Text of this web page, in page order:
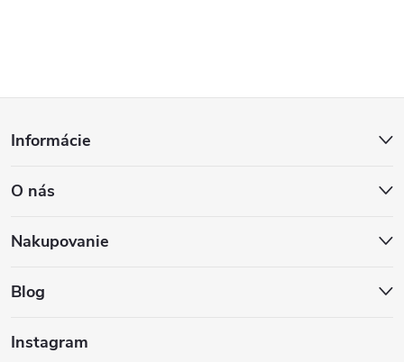
r
v
k
v
ý
p
ä
Informácie
O nás
Nakupovanie
Blog
Instagram